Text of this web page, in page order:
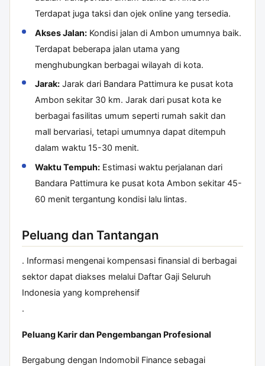
Terdapat juga taksi dan ojek online yang tersedia.
Akses Jalan:Kondisi jalan di Ambon umumnya baik.
Terdapat beberapa jalan utama yang
menghubungkan berbagai wilayah di kota.
Jarak:Jarak dari Bandara Pattimura ke pusat kota
Ambon sekitar 30 km. Jarak dari pusat kota ke
berbagai fasilitas umum seperti rumah sakit dan
mall bervariasi, tetapi umumnya dapat ditempuh
dalam waktu 15-30 menit.
Waktu Tempuh:Estimasi waktu perjalanan dari
Bandara Pattimura ke pusat kota Ambon sekitar 45-
60 menit tergantung kondisi lalu lintas.
Peluang dan Tantangan
. Informasi mengenai kompensasi finansial di berbagai
sektor dapat diakses melalui Daftar Gaji Seluruh
Indonesia yang komprehensif
.
Peluang Karir dan Pengembangan Profesional
Bergabung dengan Indomobil Finance sebagai